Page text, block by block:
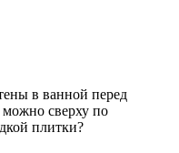
в ванной перед
сверху по
плитки?